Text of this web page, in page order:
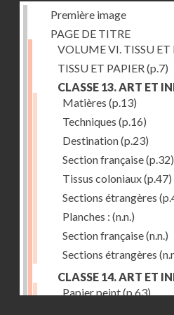
Première image
PAGE DE TITRE
VOLUME VI. TISSU ET
TISSU ET PAPIER (p.7)
CLASSE 13. ART ET
Matières (p.13)
Techniques (p.16)
Destination(p.23)
Section française(p.32)
Tissus coloniaux(p.47)
Sections étrangères
Planches : (n.n.)
Section française(n.n.)
Sections étrangères
CLASSE 14. ART ET
Papier peint(p.63)